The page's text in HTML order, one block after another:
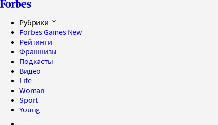
Рубрики
Forbes Games New
Рейтинги
Франшизы
Подкасты
Видео
Life
Woman
Sport
Young